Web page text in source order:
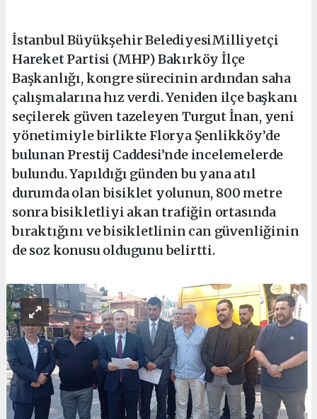
İstanbul Büyükşehir BelediyesiMilliyetçi
Hareket Partisi (MHP) Bakırköy İlçe
Başkanlığı, kongre sürecinin ardından saha
çalışmalarına hız verdi. Yeniden ilçe başkanı
seçilerek güven tazeleyen Turgut İnan, yeni
yönetimiyle birlikte Florya Şenlikköy’de
bulunan Prestij Caddesi’nde incelemelerde
bulundu. Yapıldığı günden bu yana atıl
durumda olan bisiklet yolunun, 800 metre
sonra bisikletliyi akan trafiğin ortasında
bıraktığını ve bisikletlinin can güvenliğinin
de soz konusu oldugunu belirtti.